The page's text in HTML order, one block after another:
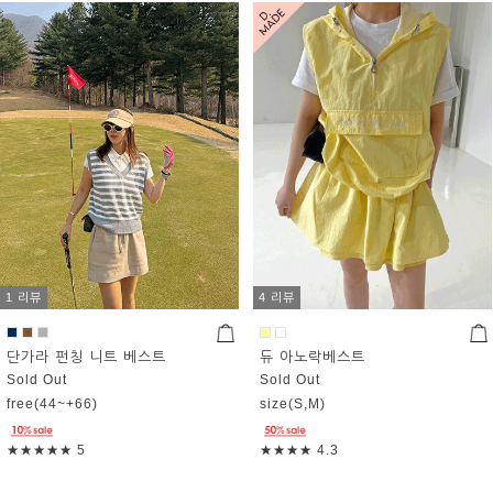
1 리뷰
단가라 펀칭 니트 베스트
Sold Out
free(44~+66)
★★★★★ 5
4 리뷰
듀 아노락베스트
Sold Out
size(S,M)
★★★★ 4.3